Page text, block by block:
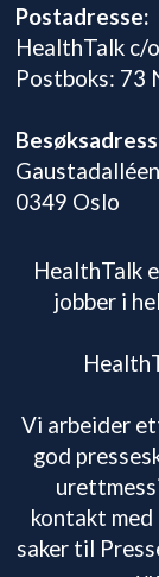
Postadresse:
HealthTalk c/
Postboks: 73
0349 Oslo
HealthTalk
jobber i
Vi arbeider
god
kontakt med
saker til